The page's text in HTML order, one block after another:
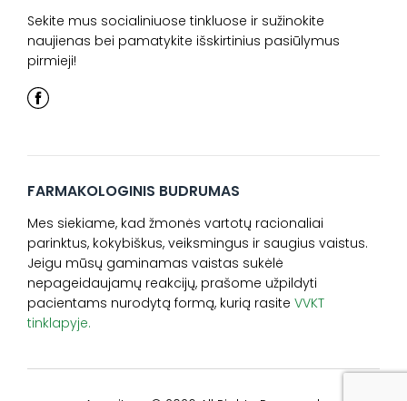
Sekite mus socialiniuose tinkluose ir sužinokite
naujienas bei pamatykite išskirtinius pasiūlymus
pirmieji!
FARMAKOLOGINIS BUDRUMAS
Mes siekiame, kad žmonės vartotų racionaliai
parinktus, kokybiškus, veiksmingus ir saugius vaistus.
Jeigu mūsų gaminamas vaistas sukėlė
nepageidaujamų reakcijų, prašome užpildyti
pacientams nurodytą formą, kurią rasite VVKT
tinklapyje.